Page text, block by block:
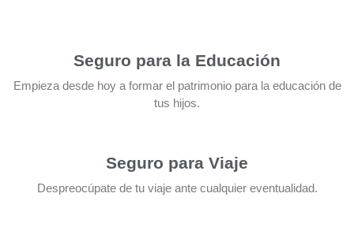
Seguro para la Educación
Empieza desde hoy a formar el patrimonio para la educación de
tus hijos.
Seguro para Viaje
Despreocúpate de tu viaje ante cualquier eventualidad.